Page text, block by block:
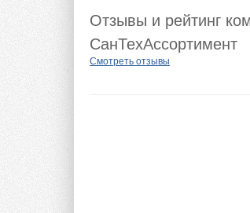
Отзывы и рейтинг
СанТехАссортимент
Смотреть отзывы